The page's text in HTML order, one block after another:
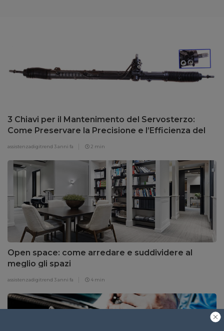
3 Chiavi per il Mantenimento del Servosterzo:
Come Preservare la Precisione e l’Efficienza del
assistenzadigitrend 3 anni fa 2 min
Open space: come arredare e suddividere al
meglio gli spazi
assistenzadigitrend 3 anni fa 4 min